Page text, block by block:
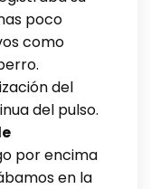
poco
como
del
del pulso.
por encima
en la